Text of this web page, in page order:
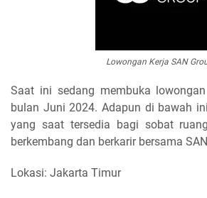
Lowongan Kerja SAN
Saat ini sedang membuka
bulan Juni 2024. Adapun di bawah
yang saat tersedia bagi sobat
berkembang dan berkarir bersama
Lokasi: Jakarta Timur